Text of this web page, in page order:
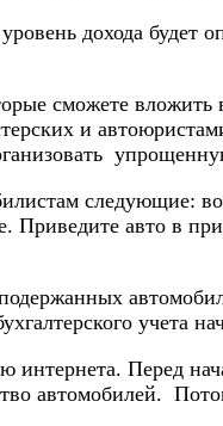
дохода будет
сможете
и
следующие:
авто в
учета
Перед
автомобилей.